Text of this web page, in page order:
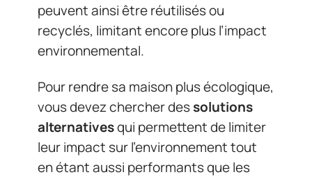
peuvent ainsi être réutilisés ou
recyclés, limitant encore plus l’impact
environnemental.
Pour rendre sa maison plus écologique,
vous devez chercher dessolutions
alternativesqui permettent de limiter
leur impact sur l’environnement tout
en étant aussi performants que les